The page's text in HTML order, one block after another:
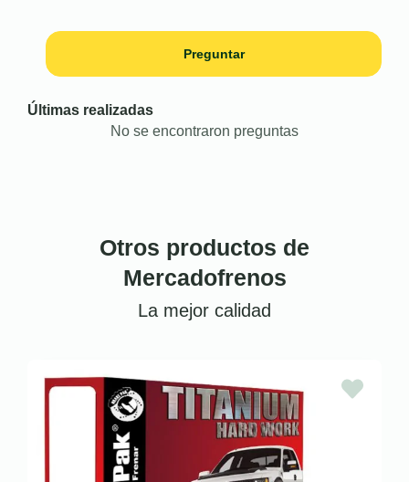
Preguntar
Últimas realizadas
No se encontraron preguntas
Otros productos de
Mercadofrenos
La mejor calidad